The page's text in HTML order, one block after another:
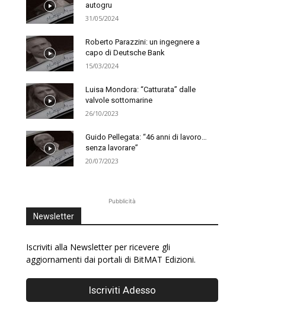
autogru
31/05/2024
Roberto Parazzini: un ingegnere a
capo di Deutsche Bank
15/03/2024
Luisa Mondora: “Catturata” dalle
valvole sottomarine
26/10/2023
Guido Pellegata: “46 anni di lavoro…
senza lavorare”
20/07/2023
Pubblicità
Newsletter
Iscriviti alla Newsletter per ricevere gli
aggiornamenti dai portali di BitMAT Edizioni.